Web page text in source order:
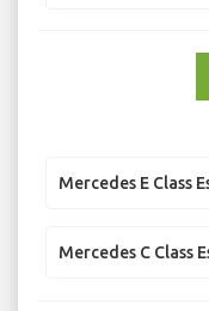
Mercedes E Class
Mercedes C Class